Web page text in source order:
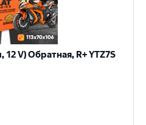
12 V) Обратная, R+ YTZ7S